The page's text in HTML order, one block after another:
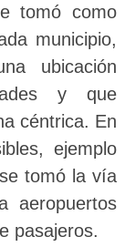
tomó como
municipio,
ubicación
y que
céntrica. En
ejemplo
tomó la vía
aeropuertos
pasajeros.